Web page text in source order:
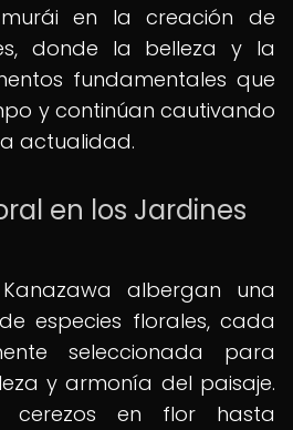
en la creación de
donde la belleza y la
fundamentales que
y continúan cautivando
actualidad.
en los Jardines
albergan una
especies florales, cada
seleccionada para
y armonía del paisaje.
cerezos en flor hasta